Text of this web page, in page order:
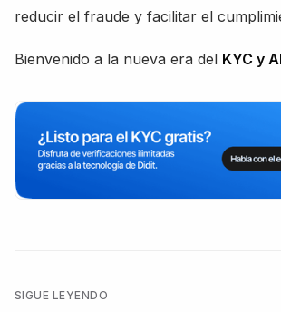
reducir el fraude y facilitar el
Bienvenido a la nueva era del KYC y
SIGUE LEYENDO